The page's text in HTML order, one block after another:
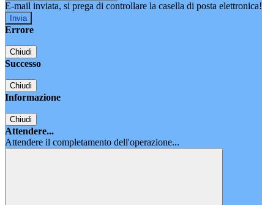
E-mail inviata, si prega di controllare la casella di posta elettronica!
Errore
Chiudi
Successo
Chiudi
Informazione
Chiudi
Attendere...
Attendere il completamento dell'operazione...